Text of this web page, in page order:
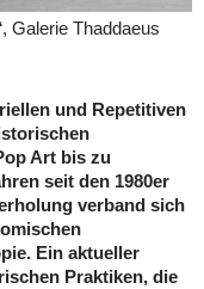
Galerie Thaddaeus
und Repetitiven
Art bis zu
seit den 1980er
verband sich
Ein aktueller
Praktiken, die